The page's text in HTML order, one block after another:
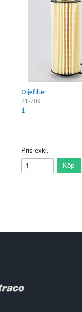
Oljefilter
21-709
Pris exkl.
Köp